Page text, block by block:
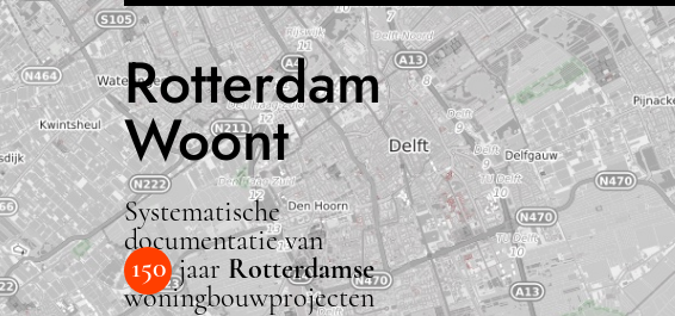
Rotterdam
Woont
Systematische
documentatie van
150jaar Rotterdamse
woningbouwprojecten